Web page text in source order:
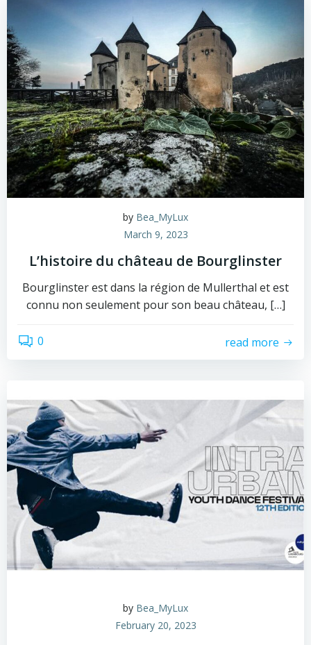
by Bea_MyLux
March 9, 2023
L’histoire du château de Bourglinster
Bourglinster est dans la région de Mullerthal et est
connu non seulement pour son beau château, […]
0 read more
by Bea_MyLux
February 20, 2023